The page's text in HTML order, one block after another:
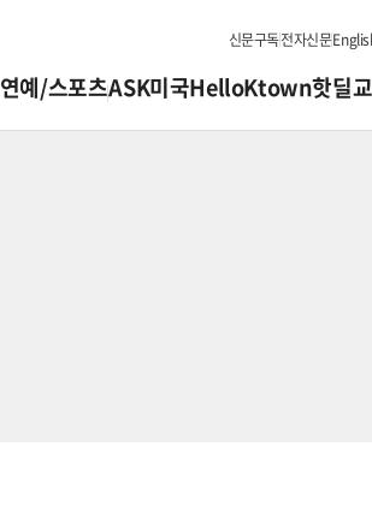
신문구독전자신문
연예/스포츠ASK미국HelloKtown핫딜